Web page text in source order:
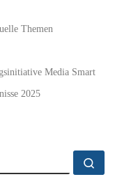
Themen
Media Smart
2025